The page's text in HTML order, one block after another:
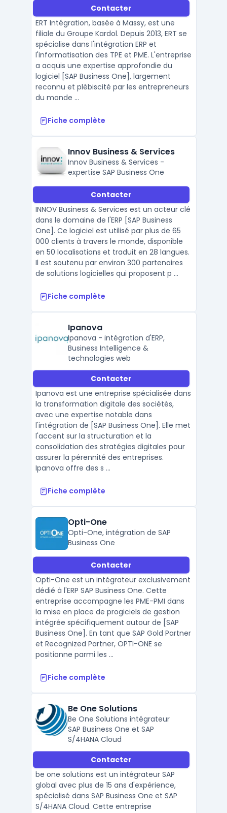
Contacter
ERT Intégration, basée à Massy, est une
filiale du Groupe Kardol. Depuis 2013, ERT se
spécialise dans l'intégration ERP et
l'informatisation des TPE et PME. L'entreprise
a acquis une expertise approfondie du
logiciel [SAP Business One], largement
reconnu et plébiscité par les entrepreneurs
du monde ...
Fiche complète
Innov Business & Services
Innov Business & Services -
expertise SAP Business One
Contacter
INNOV Business & Services est un acteur clé
dans le domaine de l'ERP [SAP Business
One]. Ce logiciel est utilisé par plus de 65
000 clients à travers le monde, disponible
en 50 localisations et traduit en 28 langues.
Il est soutenu par environ 300 partenaires
de solutions logicielles qui proposent p ...
Fiche complète
Ipanova
Ipanova - intégration d'ERP,
Business Intelligence &
technologies web
Contacter
Ipanova est une entreprise spécialisée dans
la transformation digitale des sociétés,
avec une expertise notable dans
l'intégration de [SAP Business One]. Elle met
l'accent sur la structuration et la
consolidation des stratégies digitales pour
assurer la pérennité des entreprises.
Ipanova offre des s ...
Fiche complète
Opti-One
Opti-One, intégration de SAP
Business One
Contacter
Opti-One est un intégrateur exclusivement
dédié à l'ERP SAP Business One. Cette
entreprise accompagne les PME-PMI dans
la mise en place de progiciels de gestion
intégrée spécifiquement autour de [SAP
Business One]. En tant que SAP Gold Partner
et Recognized Partner, OPTI-ONE se
positionne parmi les ...
Fiche complète
Be One Solutions
Be One Solutions intégrateur
SAP Business One et SAP
S/4HANA Cloud
Contacter
be one solutions est un intégrateur SAP
global avec plus de 15 ans d'expérience,
spécialisé dans SAP Business One et SAP
S/4HANA Cloud. Cette entreprise